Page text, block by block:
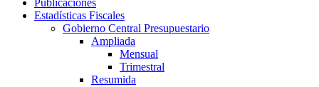
Publicaciones
Estadísticas Fiscales
Gobierno Central Presupuestario
Ampliada
Mensual
Trimestral
Resumida